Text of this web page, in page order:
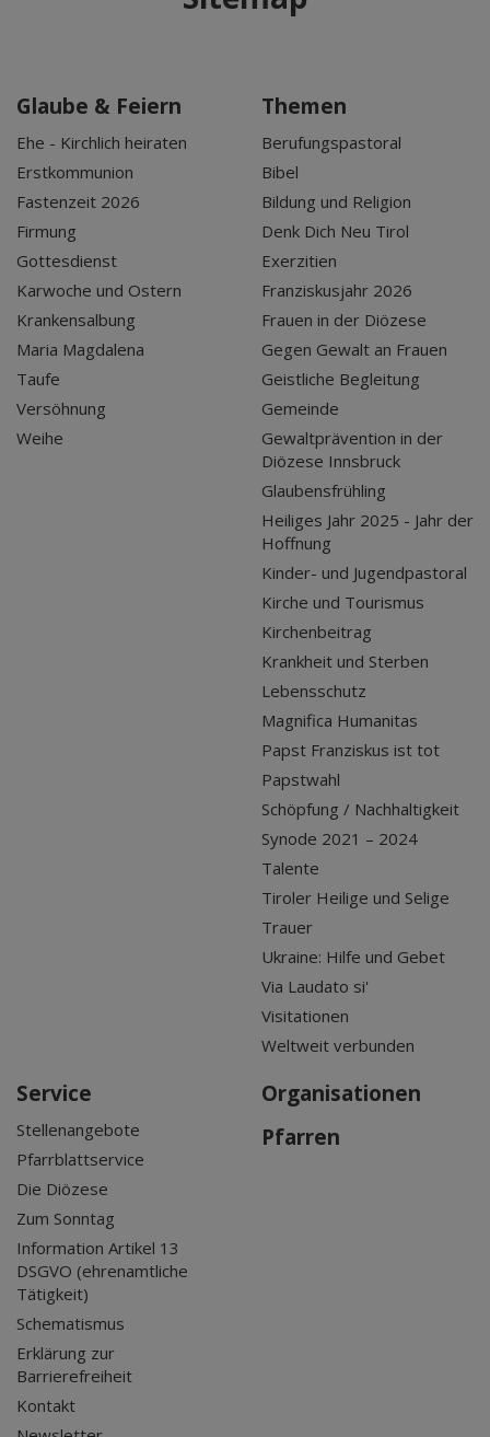
Glaube & Feiern
Ehe - Kirchlich heiraten
Erstkommunion
Fastenzeit 2026
Firmung
Gottesdienst
Karwoche und Ostern
Krankensalbung
Maria Magdalena
Taufe
Versöhnung
Weihe
Themen
Berufungspastoral
Bibel
Bildung und Religion
Denk Dich Neu Tirol
Exerzitien
Franziskusjahr 2026
Frauen in der Diözese
Gegen Gewalt an Frauen
Geistliche Begleitung
Gemeinde
Gewaltprävention in der
Diözese Innsbruck
Glaubensfrühling
Heiliges Jahr 2025 - Jahr der
Hoffnung
Kinder- und Jugendpastoral
Kirche und Tourismus
Kirchenbeitrag
Krankheit und Sterben
Lebensschutz
Magnifica Humanitas
Papst Franziskus ist tot
Papstwahl
Schöpfung / Nachhaltigkeit
Synode 2021 – 2024
Talente
Tiroler Heilige und Selige
Trauer
Ukraine: Hilfe und Gebet
Via Laudato si'
Visitationen
Weltweit verbunden
Service
Stellenangebote
Pfarrblattservice
Die Diözese
Zum Sonntag
Information Artikel 13
DSGVO (ehrenamtliche
Tätigkeit)
Schematismus
Erklärung zur
Barrierefreiheit
Kontakt
Organisationen
Pfarren